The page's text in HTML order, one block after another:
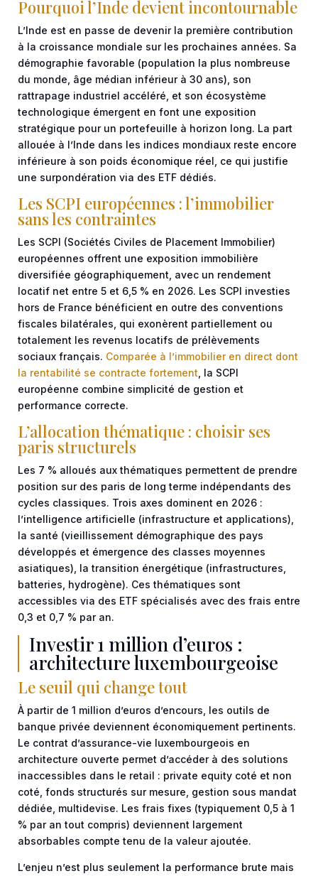
Pourquoi l’Inde devient incontournable
L’Inde est en passe de devenir la première contribution
à la croissance mondiale sur les prochaines années. Sa
démographie favorable (population la plus nombreuse
du monde, âge médian inférieur à 30 ans), son
rattrapage industriel accéléré, et son écosystème
technologique émergent en font une exposition
stratégique pour un portefeuille à horizon long. La part
allouée à l’Inde dans les indices mondiaux reste encore
inférieure à son poids économique réel, ce qui justifie
une surpondération via des ETF dédiés.
Les SCPI européennes : l’immobilier
sans les contraintes
Les SCPI (Sociétés Civiles de Placement Immobilier)
européennes offrent une exposition immobilière
diversifiée géographiquement, avec un rendement
locatif net entre 5 et 6,5 % en 2026. Les SCPI investies
hors de France bénéficient en outre des conventions
fiscales bilatérales, qui exonèrent partiellement ou
totalement les revenus locatifs de prélèvements
sociaux français. Comparée à l’immobilier en direct dont
la rentabilité se contracte fortement , la SCPI
européenne combine simplicité de gestion et
performance correcte.
L’allocation thématique : choisir ses
paris structurels
Les 7 % alloués aux thématiques permettent de prendre
position sur des paris de long terme indépendants des
cycles classiques. Trois axes dominent en 2026 :
l’intelligence artificielle (infrastructure et applications),
la santé (vieillissement démographique des pays
développés et émergence des classes moyennes
asiatiques), la transition énergétique (infrastructures,
batteries, hydrogène). Ces thématiques sont
accessibles via des ETF spécialisés avec des frais entre
0,3 et 0,7 % par an.
Investir 1 million d’euros :
architecture luxembourgeoise
Le seuil qui change tout
À partir de 1 million d’euros d’encours, les outils de
banque privée deviennent économiquement pertinents.
Le contrat d’assurance-vie luxembourgeois en
architecture ouverte permet d’accéder à des solutions
inaccessibles dans le retail : private equity coté et non
coté, fonds structurés sur mesure, gestion sous mandat
dédiée, multidevise. Les frais fixes (typiquement 0,5 à 1
% par an tout compris) deviennent largement
absorbables compte tenu de la valeur ajoutée.
L’enjeu n’est plus seulement la performance brute mais